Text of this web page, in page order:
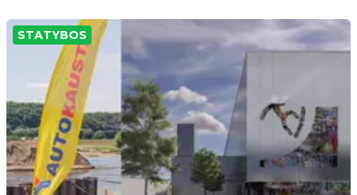
STATYBOS